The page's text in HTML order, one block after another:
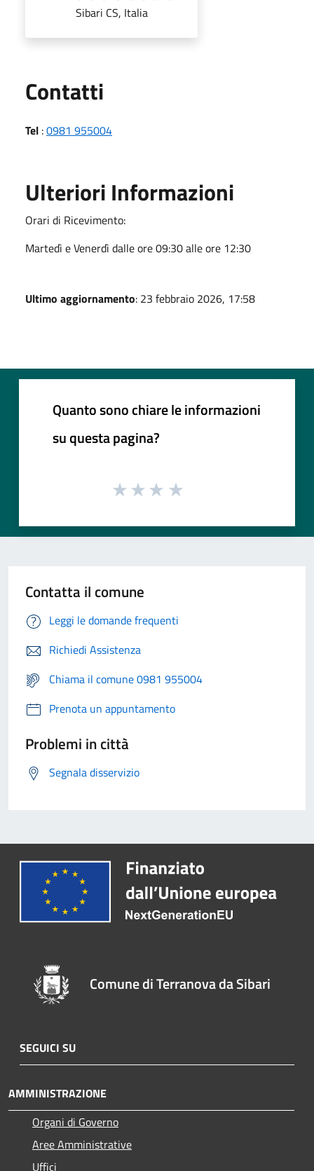
Sibari CS, Italia
Contatti
Tel :0981 955004
Ulteriori Informazioni
Orari di Ricevimento:
Martedì e Venerdì dalle ore 09:30 alle ore 12:30
Ultimo aggiornamento: 23 febbraio 2026, 17:58
Quanto sono chiare le informazioni
su questa pagina?
Contatta il comune
Leggi le domande frequenti
Richiedi Assistenza
Chiama il comune 0981 955004
Prenota un appuntamento
Problemi in città
Segnala disservizio
Comune di Terranova da Sibari
SEGUICI SU
AMMINISTRAZIONE
Organi di Governo
Aree Amministrative
Uffici